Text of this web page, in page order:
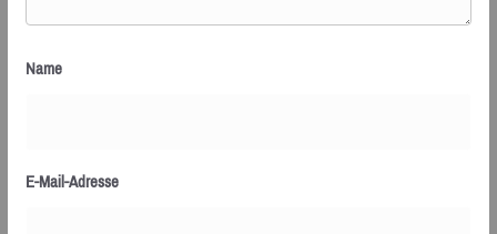
Name
E-Mail-Adresse